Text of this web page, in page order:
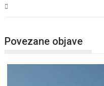
Povezane objave